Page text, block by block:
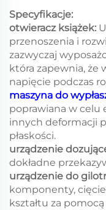
Specyfikacje:
otwieracz książek:
przenoszenia i
zazwyczaj
która zapewnia, że
napięcie podczas
maszyna do
poprawiana w celu
innych deformacji
płaskości.
urządzenie
dokładne
urządzenie do
komponenty,
kształtu za